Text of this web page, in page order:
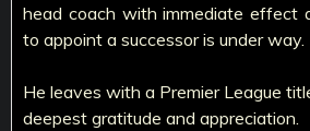
head coach with immediate effect
to appoint a successor is under way.
He leaves with a Premier League
deepest gratitude and appreciation.